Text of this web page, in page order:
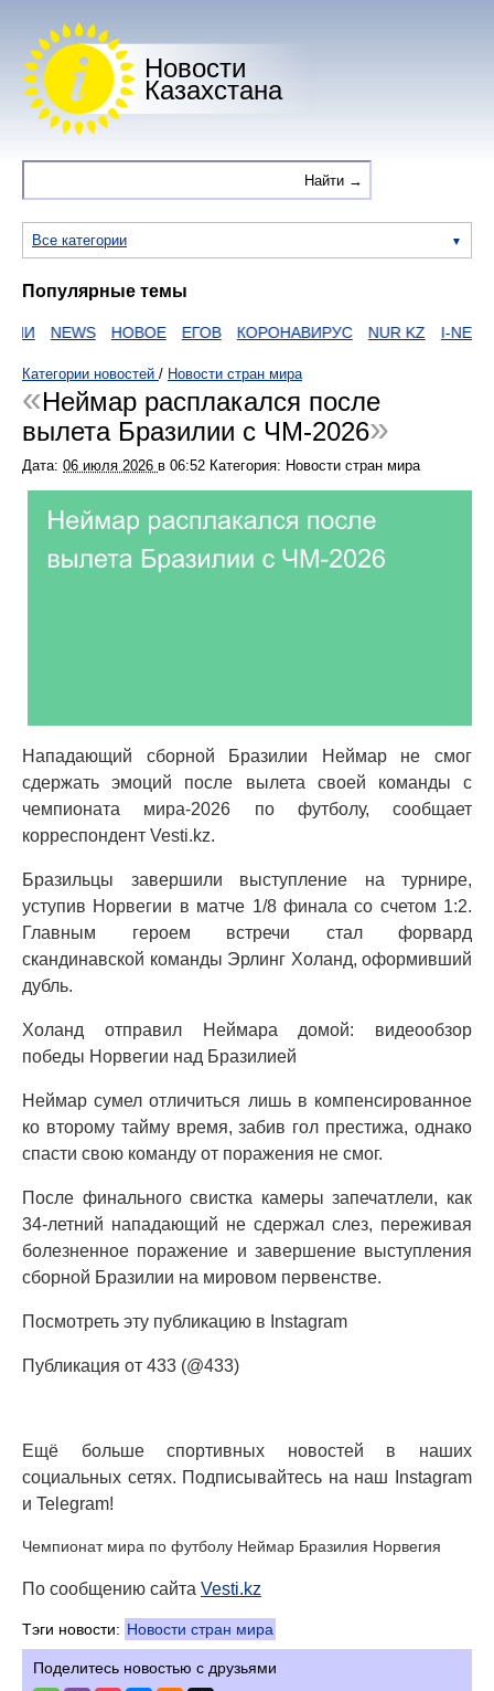
Новости
Казахстана
Все категории
Популярные темы
NEWS НОВОЕ ЕГОВ КОРОНАВИРУС NUR KZ I-NEWS
Категории новостей / Новости стран мира
Неймар расплакался после
вылета Бразилии с ЧМ-2026
Дата: 06 июля 2026 в 06:52 Категория: Новости стран мира
Нападающий сборной Бразилии Неймар не смог
сдержать эмоций после вылета своей команды с
чемпионата мира-2026 по футболу, сообщает
корреспондент Vesti.kz.
Бразильцы завершили выступление на турнире,
уступив Норвегии в матче 1/8 финала со счетом 1:2.
Главным героем встречи стал форвард
скандинавской команды Эрлинг Холанд, оформивший
дубль.
Холанд отправил Неймара домой: видеообзор
победы Норвегии над Бразилией
Неймар сумел отличиться лишь в компенсированное
ко второму тайму время, забив гол престижа, однако
спасти свою команду от поражения не смог.
После финального свистка камеры запечатлели, как
34-летний нападающий не сдержал слез, переживая
болезненное поражение и завершение выступления
сборной Бразилии на мировом первенстве.
Посмотреть эту публикацию в Instagram
Публикация от 433 (@433)
Ещё больше спортивных новостей в наших
социальных сетях. Подписывайтесь на наш Instagram
и Telegram!
Чемпионат мира по футболу Неймар Бразилия Норвегия
По сообщению сайта Vesti.kz
Тэги новости: Новости стран мира
Поделитесь новостью с друзьями